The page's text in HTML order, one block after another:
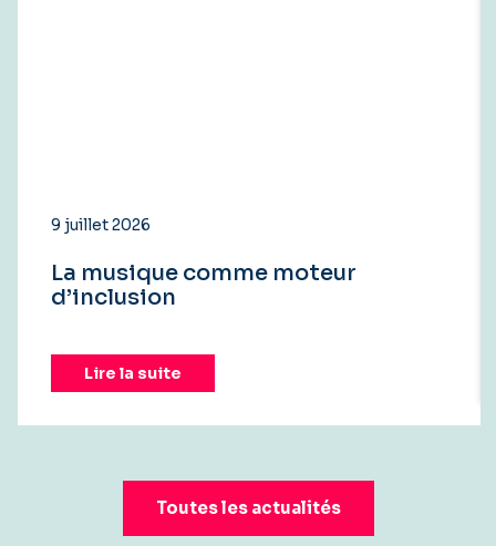
9 juillet 2026
La musique comme moteur
d’inclusion
Lire la suite
Toutes les actualités